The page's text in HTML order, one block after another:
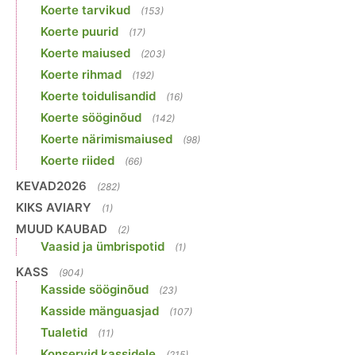
Koerte tarvikud (153)
Koerte puurid (17)
Koerte maiused (203)
Koerte rihmad (192)
Koerte toidulisandid (16)
Koerte sööginõud (142)
Koerte närimismaiused (98)
Koerte riided (66)
KEVAD2026 (282)
KIKS AVIARY (1)
MUUD KAUBAD (2)
Vaasid ja ümbrispotid (1)
KASS (904)
Kasside sööginõud (23)
Kasside mänguasjad (107)
Tualetid (11)